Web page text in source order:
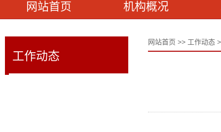
网站首页 机构概况
工作动态
网站首页 >> 工作动态